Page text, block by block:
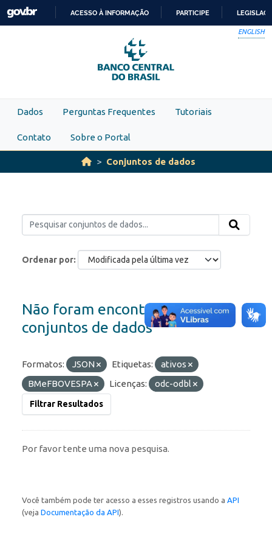
Skip to main content
PARA
O
CONTEÚDO
ACESSO À INFORMAÇÃO PARTICIPE
ENGLISH
Dados Perguntas Frequentes Tutoriais
Contato Sobre o Portal
Conjuntos de dados
Ordenar por
Não foram encontrados
conjuntos de dados
Formatos: JSON Etiquetas:
ativos
BMeFBOVESPA
Licenças: odc-odbl
Filtrar Resultados
Por favor tente uma nova pesquisa.
Você também pode ter acesso a esses registros usando a API
(veja Documentação da API).